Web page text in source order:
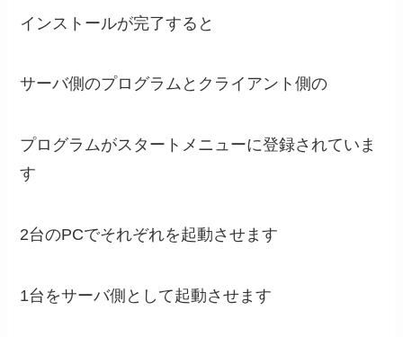
インストールが完了すると
サーバ側のプログラムとクライアント側の
プログラムがスタートメニューに登録されていま
す
2台のPCでそれぞれを起動させます
1台をサーバ側として起動させます